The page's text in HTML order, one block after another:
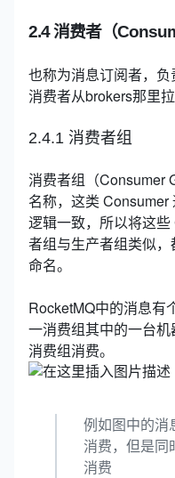
2.4 消费者（
也称为消息订阅者，负
消费者从brokers那里
2.4.1 消费者组
消费者组（Consumer
名称，这类
逻辑一致，所以将这
者组与生产者组类似
命名。
RocketMQ中的消息有
一消费组其中的一台
消费组消费。
例如图中的消
消费，但是同
消费